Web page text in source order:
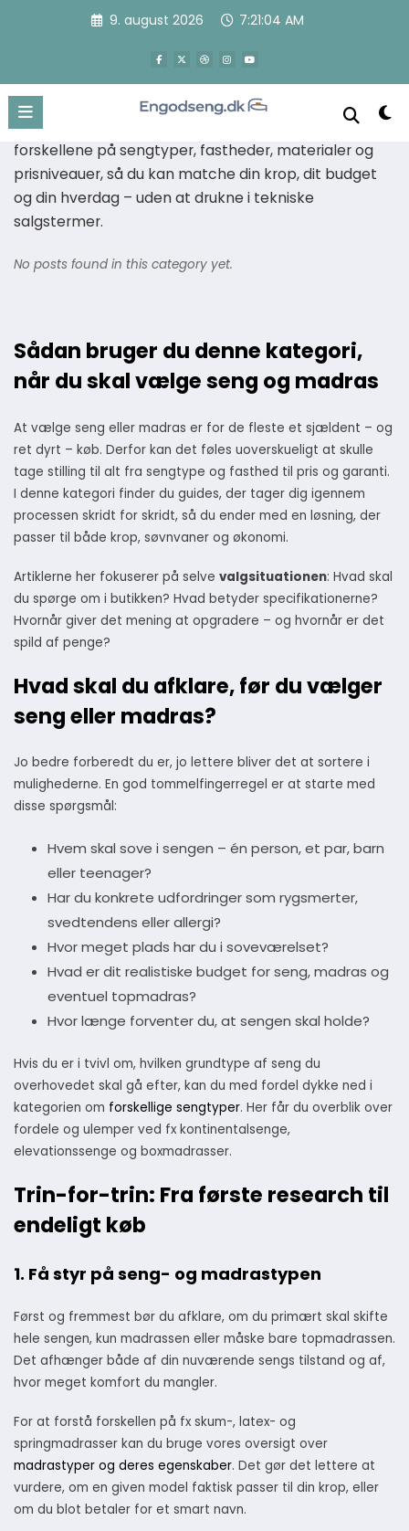
9. august 2026 7:21:05 AM
Seng og madras valg
Her finder du de konkrete, trin-for-trin guides, der
hjælper dig fra forvirring til sikker beslutning, når du
skal vælge ny seng eller madras. Vi gennemgår
forskellene på sengtyper, fastheder, materialer og
prisniveauer, så du kan matche din krop, dit budget
og din hverdag – uden at drukne i tekniske
salgstermer.
No posts found in this category yet.
Sådan bruger du denne kategori,
når du skal vælge seng og madras
At vælge seng eller madras er for de fleste et sjældent – og
ret dyrt – køb. Derfor kan det føles uoverskueligt at skulle
tage stilling til alt fra sengtype og fasthed til pris og garanti.
I denne kategori finder du guides, der tager dig igennem
processen skridt for skridt, så du ender med en løsning, der
passer til både krop, søvnvaner og økonomi.
Artiklerne her fokuserer på selve valgsituationen: Hvad skal
du spørge om i butikken? Hvad betyder specifikationerne?
Hvornår giver det mening at opgradere – og hvornår er det
spild af penge?
Hvad skal du afklare, før du vælger
seng eller madras?
Jo bedre forberedt du er, jo lettere bliver det at sortere i
mulighederne. En god tommelfingerregel er at starte med
disse spørgsmål:
Hvem skal sove i sengen – én person, et par, barn
eller teenager?
Har du konkrete udfordringer som rygsmerter,
svedtendens eller allergi?
Hvor meget plads har du i soveværelset?
Hvad er dit realistiske budget for seng, madras og
eventuel topmadras?
Hvor længe forventer du, at sengen skal holde?
Hvis du er i tvivl om, hvilken grundtype af seng du
overhovedet skal gå efter, kan du med fordel dykke ned i
kategorien om forskellige sengtyper. Her får du overblik over
fordele og ulemper ved fx kontinentalsenge,
elevationssenge og boxmadrasser.
Trin-for-trin: Fra første research til
endeligt køb
1. Få styr på seng- og madrastypen
Først og fremmest bør du afklare, om du primært skal skifte
hele sengen, kun madrassen eller måske bare topmadrassen.
Det afhænger både af din nuværende sengs tilstand og af,
hvor meget komfort du mangler.
For at forstå forskellen på fx skum-, latex- og
springmadrasser kan du bruge vores oversigt over
madrastyper og deres egenskaber. Det gør det lettere at
vurdere, om en given model faktisk passer til din krop, eller
om du blot betaler for et smart navn.